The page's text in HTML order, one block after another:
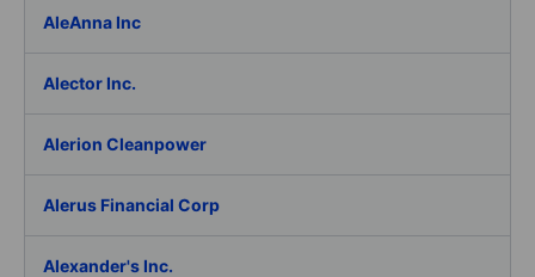
AleAnna Inc
Alector Inc.
Alerion Cleanpower
Alerus Financial Corp
Alexander's Inc.